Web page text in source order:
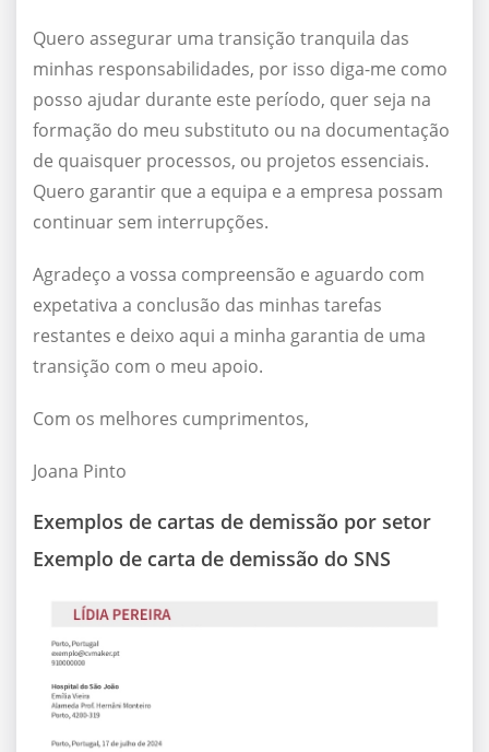
Quero assegurar uma transição tranquila das
minhas responsabilidades, por isso diga-me como
posso ajudar durante este período, quer seja na
formação do meu substituto ou na documentação
de quaisquer processos, ou projetos essenciais.
Quero garantir que a equipa e a empresa possam
continuar sem interrupções.
Agradeço a vossa compreensão e aguardo com
expetativa a conclusão das minhas tarefas
restantes e deixo aqui a minha garantia de uma
transição com o meu apoio.
Com os melhores cumprimentos,
Joana Pinto
Exemplos de cartas de demissão por setor
Exemplo de carta de demissão do SNS